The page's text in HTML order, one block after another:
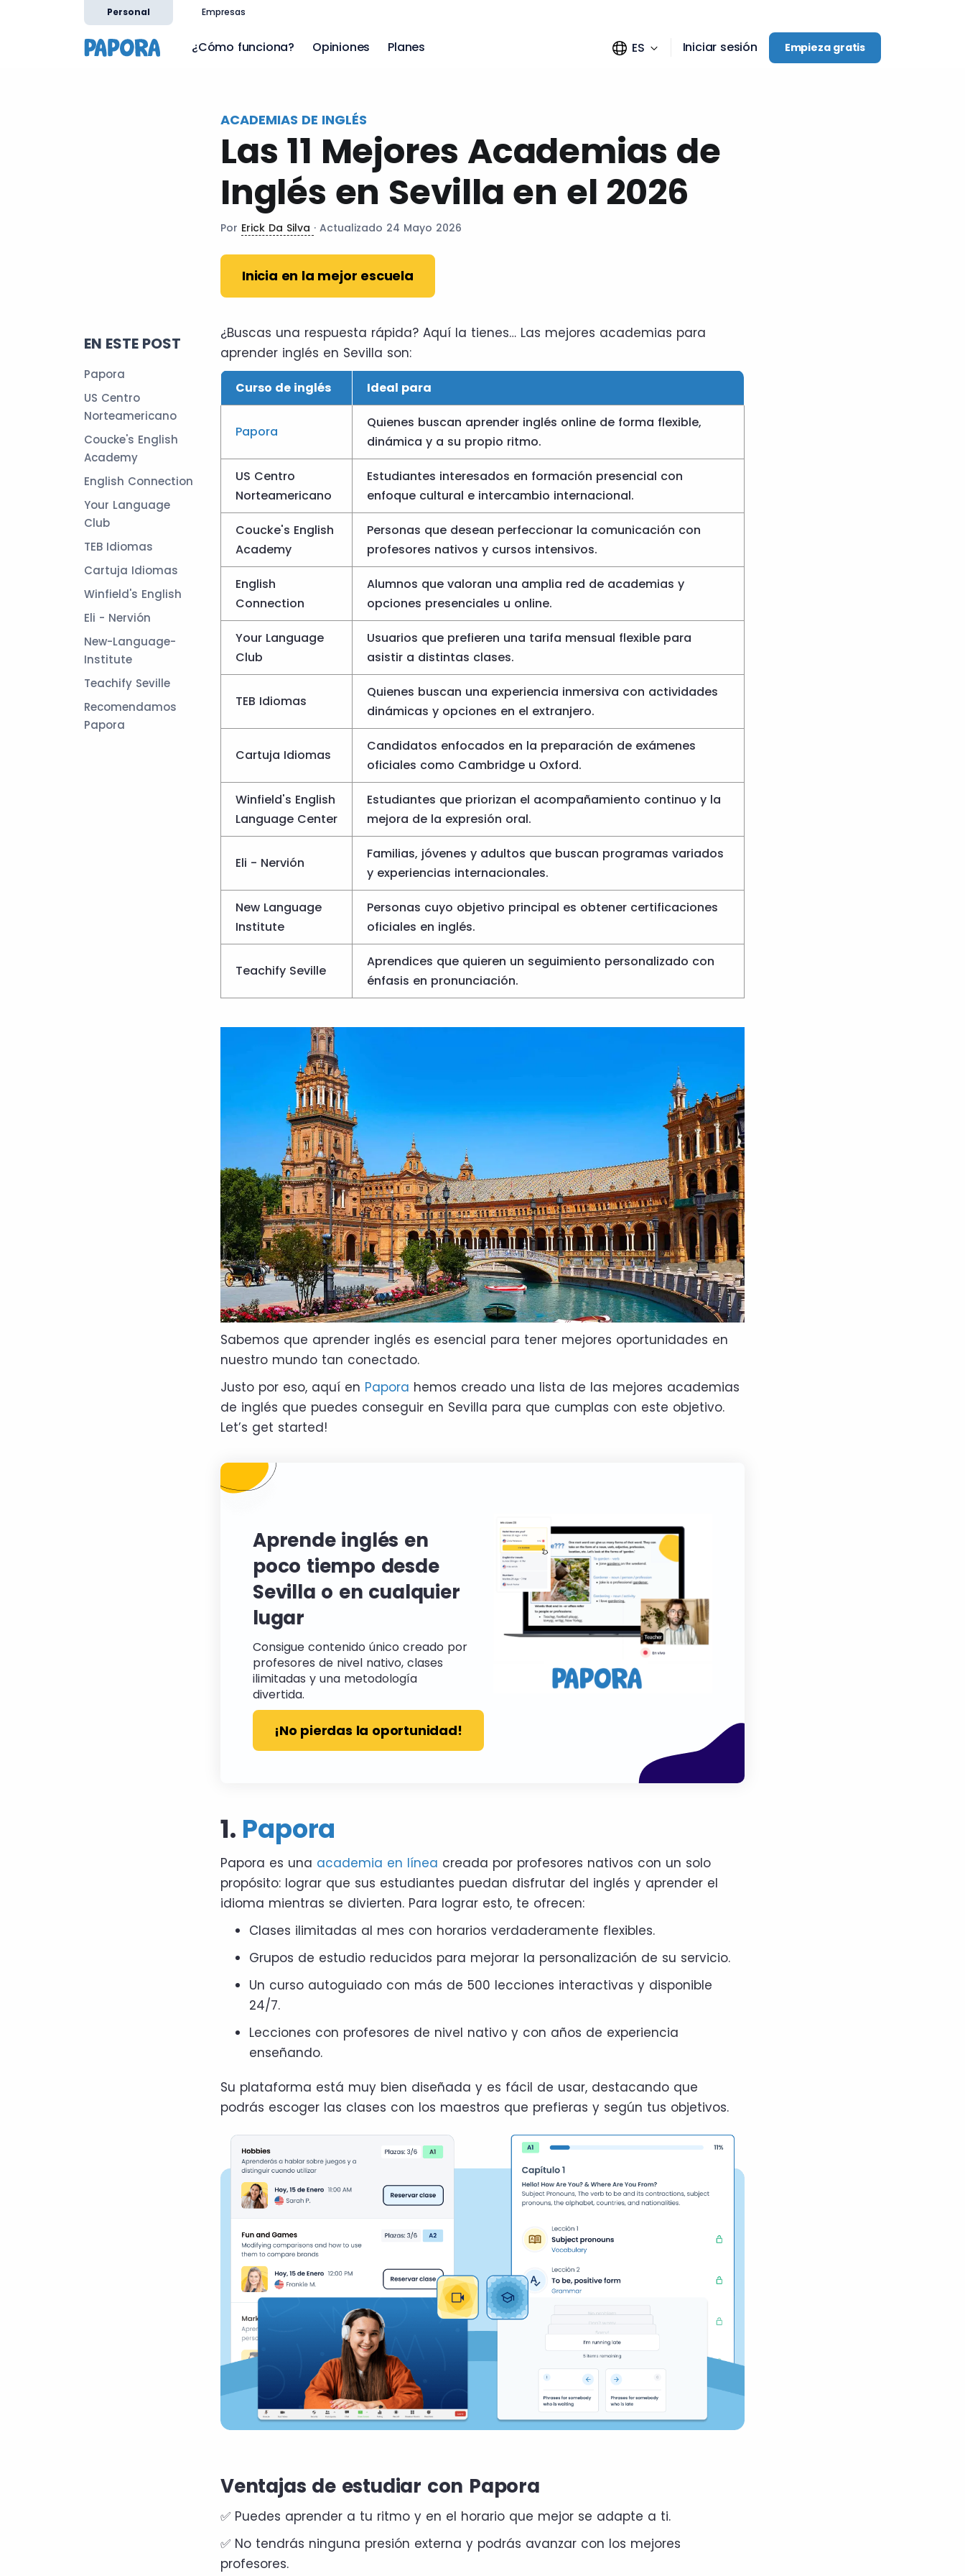
Personal Empresas
¿Cómo funciona? Opiniones Planes ES Iniciar sesión Empieza gratis
ACADEMIAS DE INGLÉS
Las 11 Mejores Academias de
Inglés en Sevilla en el 2026
Por Erick Da Silva · Actualizado 24 Mayo 2026
Inicia en la mejor escuela
EN ESTE POST
Papora
US Centro
Norteamericano
Coucke's English
Academy
English Connection
Your Language
Club
TEB Idiomas
Cartuja Idiomas
Winfield's English
Eli - Nervión
New-Language-
Institute
Teachify Seville
Recomendamos
Papora
¿Buscas una respuesta rápida? Aquí la tienes… Las mejores academias para
aprender inglés en Sevilla son:
Curso de inglés Ideal para
Papora
Quienes buscan aprender inglés online de forma flexible,
dinámica y a su propio ritmo.
US Centro
Norteamericano
Estudiantes interesados en formación presencial con
enfoque cultural e intercambio internacional.
Coucke's English
Academy
Personas que desean perfeccionar la comunicación con
profesores nativos y cursos intensivos.
English
Connection
Alumnos que valoran una amplia red de academias y
opciones presenciales u online.
Your Language
Club
Usuarios que prefieren una tarifa mensual flexible para
asistir a distintas clases.
TEB Idiomas
Quienes buscan una experiencia inmersiva con actividades
dinámicas y opciones en el extranjero.
Cartuja Idiomas
Candidatos enfocados en la preparación de exámenes
oficiales como Cambridge u Oxford.
Winfield's English
Language Center
Estudiantes que priorizan el acompañamiento continuo y la
mejora de la expresión oral.
Eli - Nervión
Familias, jóvenes y adultos que buscan programas variados
y experiencias internacionales.
New Language
Institute
Personas cuyo objetivo principal es obtener certificaciones
oficiales en inglés.
Teachify Seville
Aprendices que quieren un seguimiento personalizado con
énfasis en pronunciación.
Sabemos que aprender inglés es esencial para tener mejores oportunidades en
nuestro mundo tan conectado.
Justo por eso, aquí en Papora hemos creado una lista de las mejores academias
de inglés que puedes conseguir en Sevilla para que cumplas con este objetivo.
Let’s get started!
Aprende inglés en
poco tiempo desde
Sevilla o en cualquier
lugar
Consigue contenido único creado por
profesores de nivel nativo, clases
ilimitadas y una metodología
divertida.
¡No pierdas la oportunidad!
1. Papora
Papora es una academia en línea creada por profesores nativos con un solo
propósito: lograr que sus estudiantes puedan disfrutar del inglés y aprender el
idioma mientras se divierten. Para lograr esto, te ofrecen:
Clases ilimitadas al mes con horarios verdaderamente flexibles.
Grupos de estudio reducidos para mejorar la personalización de su servicio.
Un curso autoguiado con más de 500 lecciones interactivas y disponible
24/7.
Lecciones con profesores de nivel nativo y con años de experiencia
enseñando.
Su plataforma está muy bien diseñada y es fácil de usar, destacando que
podrás escoger las clases con los maestros que prefieras y según tus objetivos.
Ventajas de estudiar con Papora
✅ Puedes aprender a tu ritmo y en el horario que mejor se adapte a ti.
✅ No tendrás ninguna presión externa y podrás avanzar con los mejores
profesores.